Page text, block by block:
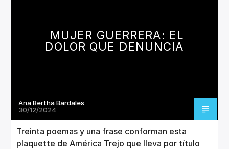
Invencible Radio
MUJER GUERRERA: EL
DOLOR QUE DENUNCIA
Ana Bertha Bardales
30/12/2024
Treinta poemas y una frase conforman esta
plaquette de América Trejo que lleva por título